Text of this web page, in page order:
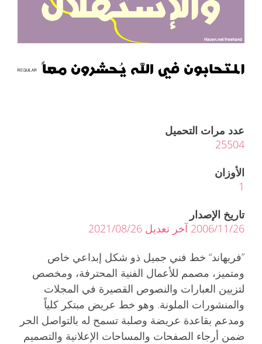
عدد مرات التحميل
25504
الأوزان
1
تاريخ الإصدار
2006/11/26 آخر تعديل 2021/08/26
”فريهاند“ خط فني جميل ذو شكل إبداعي خاص
ومتميز، مصمم للأعمال الفنية المحترفة، ومخصص
لتزيين العبارات والنصوص القصيرة في المجلات
والمنشورات الملونة. وهو خط عريض مبتكر كلياً
ومدعم بقاعدة عريضة وصلبة تسمح له بالتواصل الحر
ضمن أرجاء الصفحات والمساحات الإعلانية والتصميم